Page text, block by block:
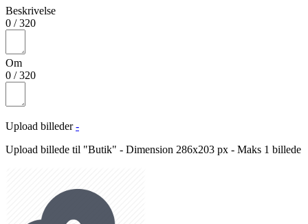
Beskrivelse
0 /320
Om
0 /320
Upload billeder -
Upload billede til "Butik" - Dimension 286x203 px - Maks 1 billede